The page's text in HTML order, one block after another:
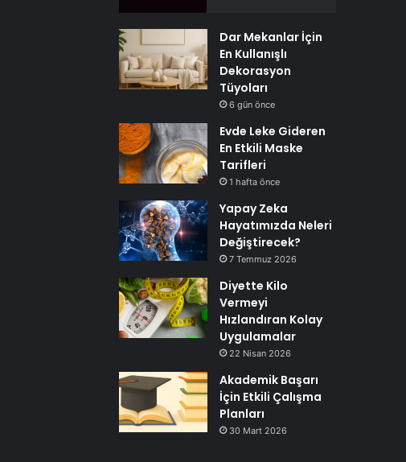
Dar Mekanlar İçin
En Kullanışlı
Dekorasyon
Tüyoları
6 gün önce
Evde Leke Gideren
En Etkili Maske
Tarifleri
1 hafta önce
Yapay Zeka
Hayatımızda Neleri
Değiştirecek?
7 Temmuz 2026
Diyette Kilo
Vermeyi
Hızlandıran Kolay
Uygulamalar
22 Nisan 2026
Akademik Başarı
İçin Etkili Çalışma
Planları
30 Mart 2026